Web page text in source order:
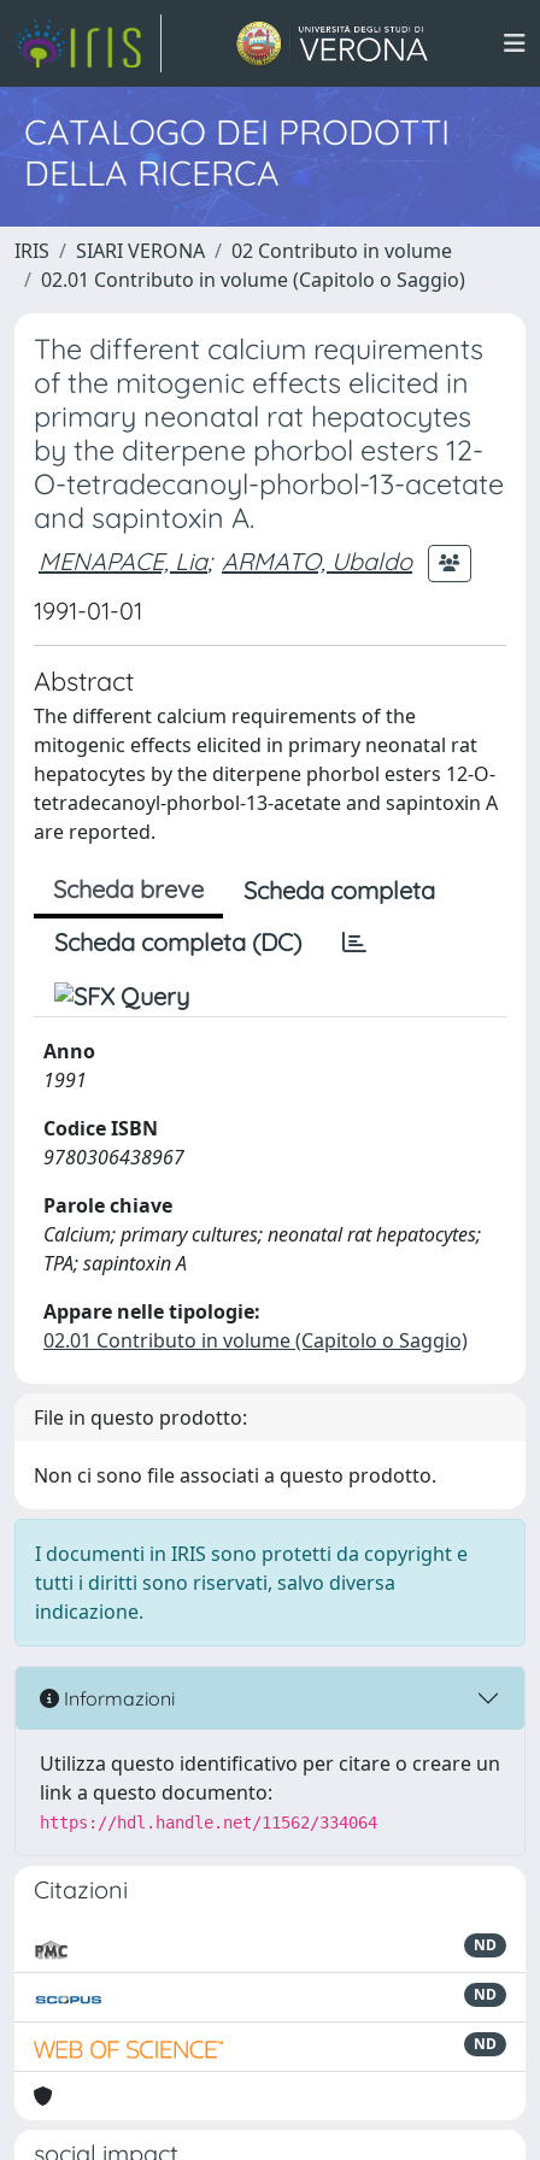
CATALOGO DEI PRODOTTI
DELLA RICERCA
IRIS SIARI VERONA
02 Contributo in volume
02.01 Contributo in volume (Capitolo o Saggio)
The different calcium requirements
of the mitogenic effects elicited in
primary neonatal rat hepatocytes
by the diterpene phorbol esters 12-
O-tetradecanoyl-phorbol-13-acetate
and sapintoxin A.
MENAPACE, Lia; ARMATO, Ubaldo
1991-01-01
Abstract
The different calcium requirements of the
mitogenic effects elicited in primary neonatal rat
hepatocytes by the diterpene phorbol esters 12-O-
tetradecanoyl-phorbol-13-acetate and sapintoxin A
are reported.
Scheda breve
Scheda completa
Scheda completa (DC)
Anno
1991
Codice ISBN
9780306438967
Parole chiave
Calcium; primary cultures; neonatal rat hepatocytes;
TPA; sapintoxin A
Appare nelle tipologie:
02.01 Contributo in volume (Capitolo o Saggio)
File in questo prodotto:
Non ci sono file associati a questo prodotto.
I documenti in IRIS sono protetti da copyright e
tutti i diritti sono riservati, salvo diversa
indicazione.
Informazioni
Utilizza questo identificativo per citare o creare un
link a questo documento:
https://hdl.handle.net/11562/334064
Citazioni
ND
ND
ND
social impact